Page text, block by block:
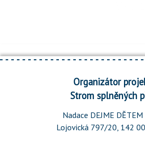
Organizátor
Strom splněných
Nadace DEJME DĚTEM
Lojovická 797/20, 142